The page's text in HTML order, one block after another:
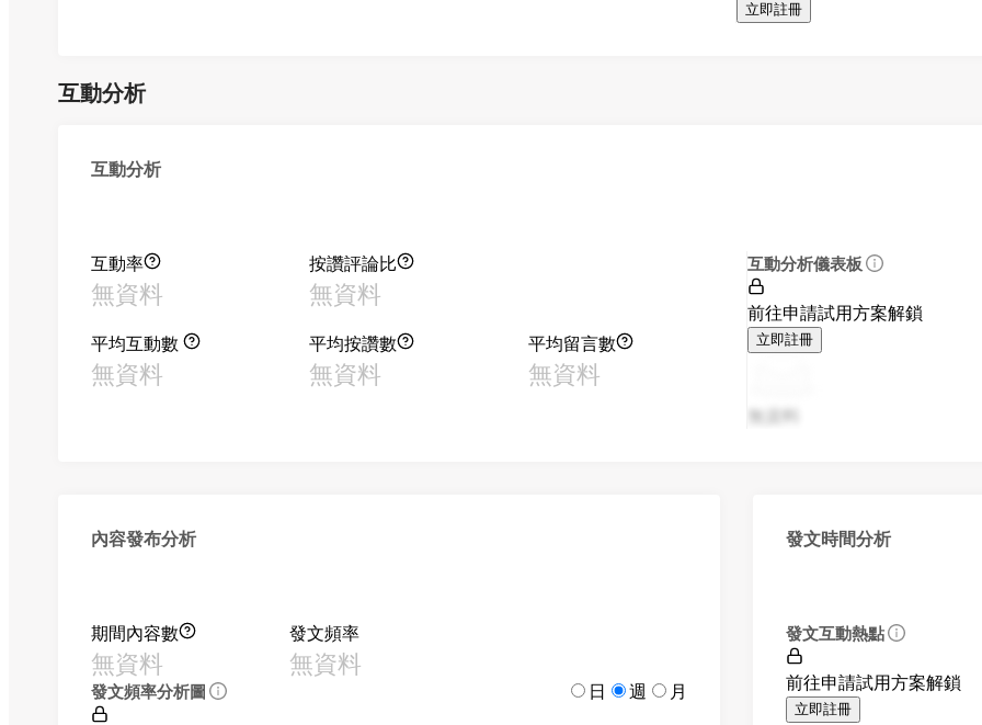
立即註冊
互動分析
互動分析
互動率
無資料
按讚評論比
無資料
平均互動數
無資料
平均按讚數
無資料
平均留言數
無資料
互動分析儀表板
前往申請試用方案解鎖
立即註冊
無資料
內容發布分析
期間內容數
無資料
發文頻率
無資料
發文頻率分析圖 日 週 月
發文時間分析
發文互動熱點
前往申請試用方案解鎖
立即註冊